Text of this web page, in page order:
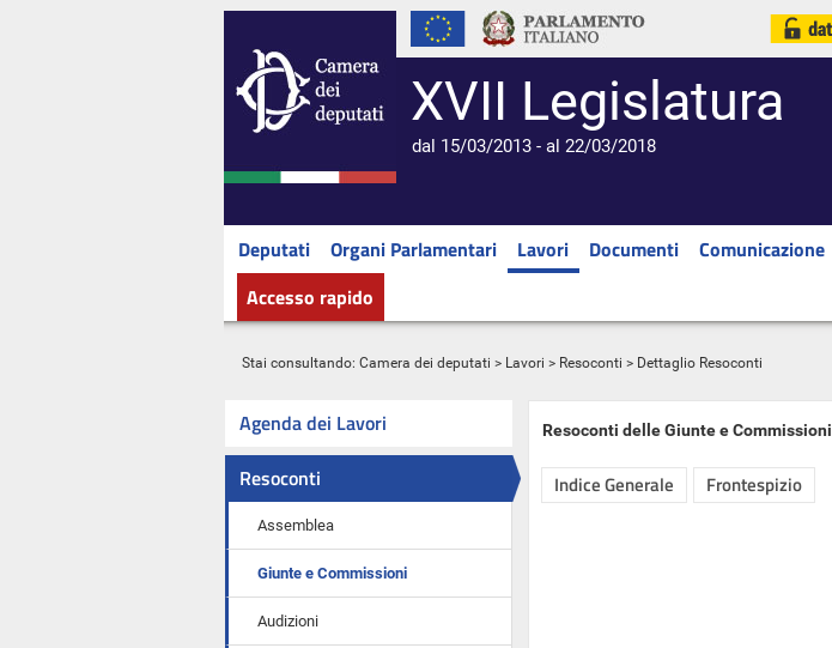
XVII Legislatura
dal 15/03/2013 - al 22/03/2018
Deputati Organi Parlamentari Lavori Documenti Comunicazione
Accesso rapido
Stai consultando: Camera dei deputati > Lavori > Resoconti > Dettaglio Resoconti
Agenda dei Lavori
Resoconti
Assemblea
Giunte e Commissioni
Audizioni
Resoconti delle Giunte e Commissioni
Indice Generale Frontespizio